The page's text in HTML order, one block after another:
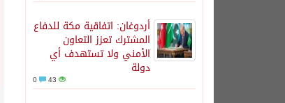
أردوغان: اتفاقية مكة للدفاع
المشترك تعزز التعاون
الأمني ولا تستهدف أي
دولة
43